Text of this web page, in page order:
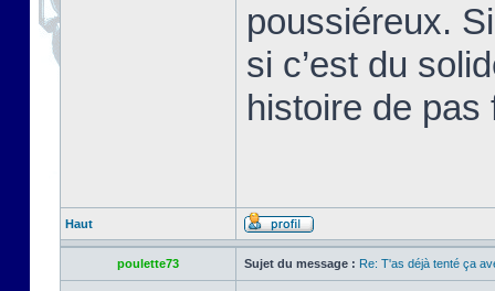
poussiéreux.
si c’est du
histoire de pas
Haut
poulette73 Sujet du message : Re: T'as déjà tenté ça